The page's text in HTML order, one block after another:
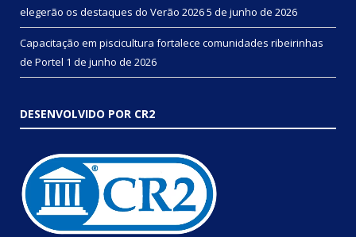
elegerão os destaques do Verão 20265 de junho de 2026
Capacitação em piscicultura fortalece comunidades ribeirinhas
de Portel 1 de junho de 2026
DESENVOLVIDO POR CR2